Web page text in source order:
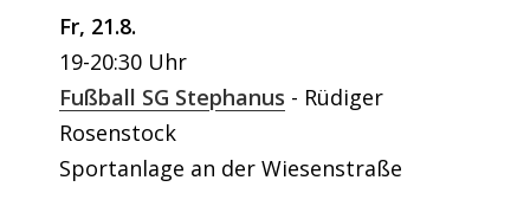
Fr, 21.8.
19-20:30 Uhr
Fußball SG Stephanus
Rüdiger
Rosenstock
Sportanlage an der Wiesenstraße